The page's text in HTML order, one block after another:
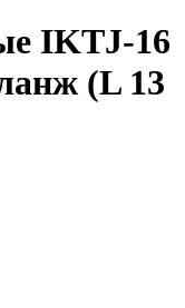
IKTJ-16
(L 13